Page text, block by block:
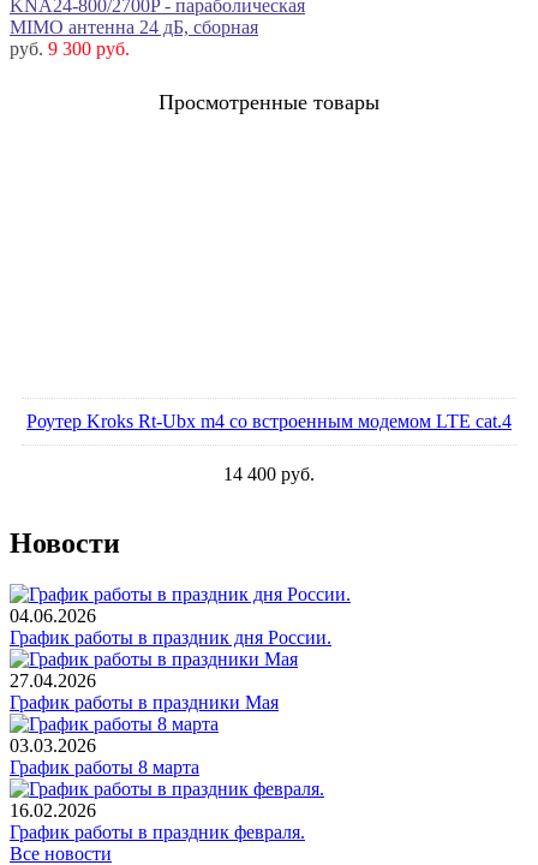
KNA24-800/2700P - параболическая
MIMO антенна 24 дБ, сборная
руб. 9 300 руб.
Просмотренные товары
Роутер Kroks Rt-Ubx m4 со встроенным модемом LTE cat.4
14 400 руб.
Новости
04.06.2026
График работы в праздник дня России.
27.04.2026
График работы в праздники Мая
03.03.2026
График работы 8 марта
16.02.2026
График работы в праздник февраля.
Все новости